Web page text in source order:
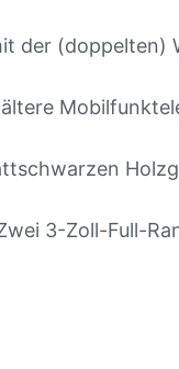
der
3-Zoll-Full-